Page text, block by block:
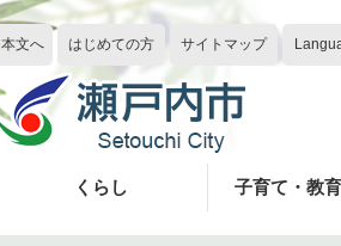
本文へ はじめての方 サイトマップ
くらし 子育て・教